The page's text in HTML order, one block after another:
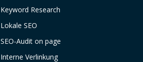
Keyword Research
Lokale SEO
SEO-Audit on page
Interne Verlinkung